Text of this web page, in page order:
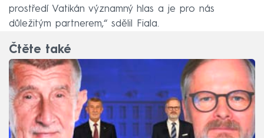
prostředí Vatikán významný hlas a je pro nás
důležitým partnerem,“ sdělil Fiala.
Čtěte také